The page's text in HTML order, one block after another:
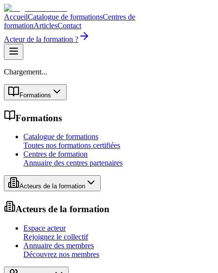
AccueilCatalogue de formationsCentres de
formationArticlesContact
Acteur de la formation ?
Chargement...
Formations
Formations
Catalogue de formations
Toutes nos formations certifiées
Centres de formation
Annuaire des centres partenaires
Acteurs de la formation
Acteurs de la formation
Espace acteur
Rejoignez le collectif
Annuaire des membres
Découvrez nos membres